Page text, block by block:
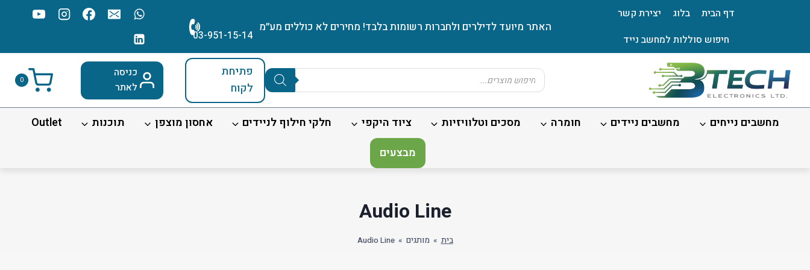
דף הבית בלוג
יצירת קשר
חיפוש סוללות למחשב נייד
האתר מיועד לדילרים ולחברות רשומות בלבד! מחירים לא כוללים מע׳׳מ
03-951-15-14
Products
search
פתיחת
לקוח
כניסה
לאתר
0
מחשבים נייחים מחשבים ניידים חומרה מסכים וטלוויזיות ציוד היקפי חלקי חילוף לניידים אחסון מוצפן תוכנות
Outlet
מבצעים
Audio Line
בית » מותגים »
Audio Line